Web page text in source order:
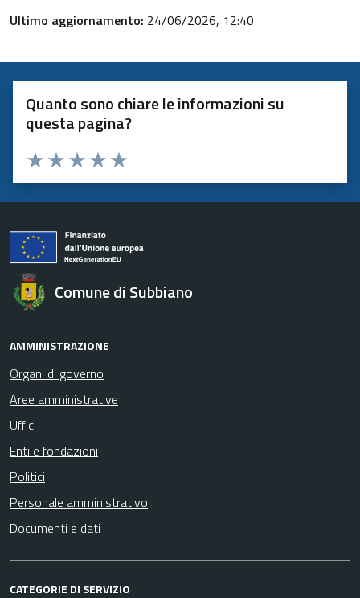
Ultimo aggiornamento: 24/06/2026, 12:40
Quanto sono chiare le informazioni su
questa pagina?
Valuta 5 stelle su 5
Valuta 4 stelle su 5
Valuta 3 stelle su 5
Valuta 2 stelle su 5
Valuta 1 stelle su 5
Comune di Subbiano
AMMINISTRAZIONE
Organi di governo
Aree amministrative
Uffici
Enti e fondazioni
Politici
Personale amministrativo
Documenti e dati
CATEGORIE DI SERVIZIO